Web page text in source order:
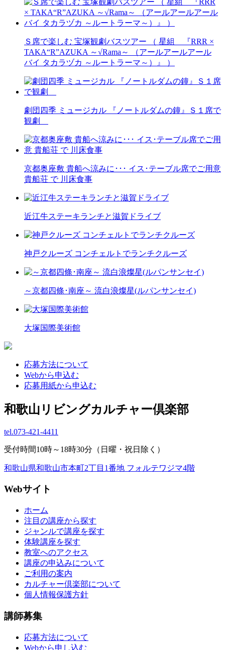
Ｓ席で楽しむ 宝塚観劇バスツアー （ 星組 『RRR ×
TAKA“R”AZUKA ～√Rama～ （アールアールアール
バイ タカラヅカ ～ルートラーマ～）』 ）
劇団四季 ミュージカル 『ノートルダムの鐘』Ｓ１席で
観劇
京都奥座敷 貴船へ涼みに･･･ イス･テーブル席でご用意
貴船荘 で 川床食事
近江牛ステーキランチと滋賀ドライブ
神戸クルーズ コンチェルトでランチクルーズ
～京都四條･南座～ 流白浪燦星(ルパンサンセイ)
大塚国際美術館
応募方法について
Webから申込む
応募用紙から申込む
和歌山リビングカルチャー倶楽部
tel.073-421-4411
受付時間10時～18時30分（日曜・祝日除く）
和歌山県和歌山市本町2丁目1番地 フォルテワジマ4階
Webサイト
ホーム
注目の講座から探す
ジャンルで講座を探す
体験講座を探す
教室へのアクセス
講座の申込みについて
ご利用の案内
カルチャー倶楽部について
個人情報保護方針
講師募集
応募方法について
Webから申し込む